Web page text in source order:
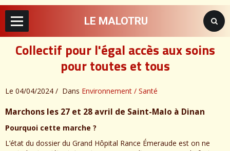
LE MALOTRU
Collectif pour l'égal accès aux soins
pour toutes et tous
Le 04/04/2024 Dans Environnement / Santé
Marchons les 27 et 28 avril de Saint-Malo à Dinan
Pourquoi cette marche ?
L’état du dossier du Grand Hôpital Rance Émeraude est on ne